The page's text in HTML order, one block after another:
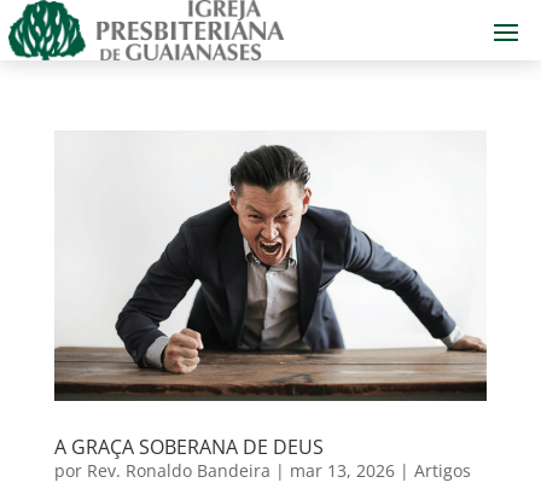
A GRAÇA SOBERANA DE DEUS
por Rev. Ronaldo Bandeira | mar 13, 2026| Artigos